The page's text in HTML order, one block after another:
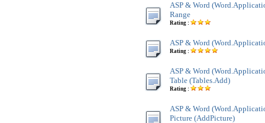
ASP & Word
Range
Rating :
ASP & Word
Rating :
ASP & Word
Table (Tables.Add)
Rating :
ASP & Word
Picture (AddPicture)